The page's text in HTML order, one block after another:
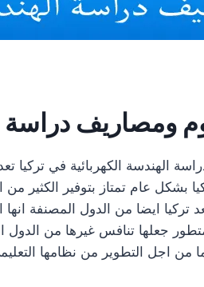
ومصاريف دراسة
الهندسة الكهربائية في تركيا
بشكل عام تمتاز بتوفير
تركيا ايضا من الدول المصنفة
جعلها تنافس غيرها من الدول
من اجل التطوير من نظامها